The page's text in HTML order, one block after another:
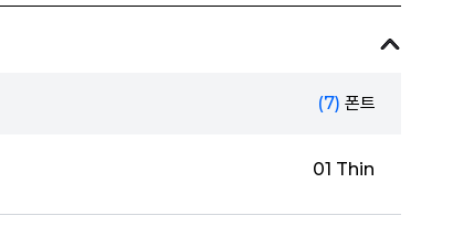
(7) 폰트
01 Thin